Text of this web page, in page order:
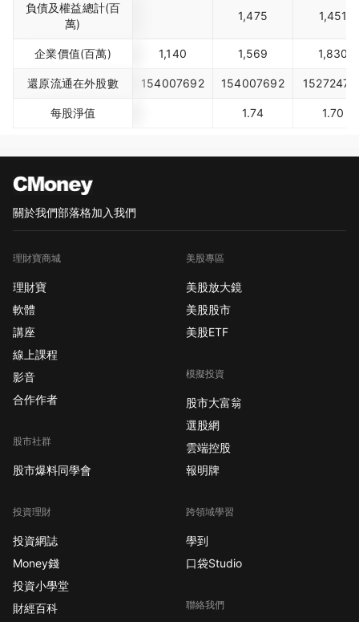
負債及權益總計(百
萬)
1,475 1,451
企業價值(百萬) 1,140 1,569 1,830
還原流通在外股數 154007692 154007692
每股淨值 1.74 1.70
關於我們部落格加入我們
理財寶商城
理財寶
軟體
講座
線上課程
影音
合作作者
股市社群
股市爆料同學會
投資理財
投資網誌
Money錢
投資小學堂
財經百科
美股專區
美股放大鏡
美股股市
美股ETF
模擬投資
股市大富翁
選股網
雲端控股
報明牌
跨領域學習
學到
口袋Studio
聯絡我們